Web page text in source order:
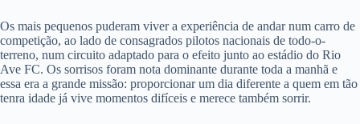
Os mais pequenos puderam viver a experiência de andar num carro de
competição, ao lado de consagrados pilotos nacionais de todo-o-
terreno, num circuito adaptado para o efeito junto ao estádio do Rio
Ave FC. Os sorrisos foram nota dominante durante toda a manhã e
essa era a grande missão: proporcionar um dia diferente a quem em tão
tenra idade já vive momentos difíceis e merece também sorrir.